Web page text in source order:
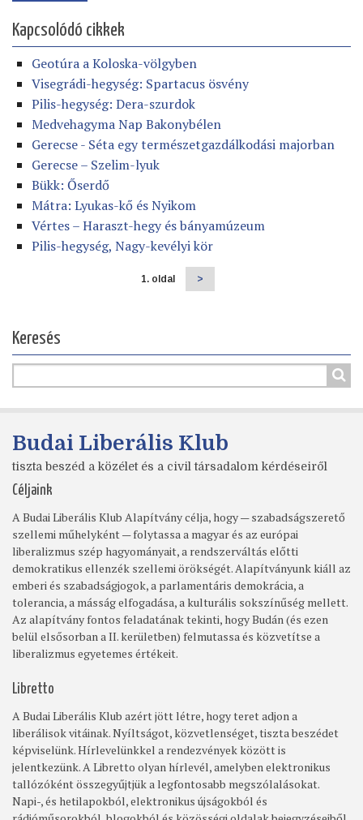
Kapcsolódó cikkek
Geotúra a Koloska-völgyben
Visegrádi-hegység: Spartacus ösvény
Pilis-hegység: Dera-szurdok
Medvehagyma Nap Bakonybélen
Gerecse - Séta egy természetgazdálkodási majorban
Gerecse – Szelim-lyuk
Bükk: Őserdő
Mátra: Lyukas-kő és Nyikom
Vértes – Haraszt-hegy és bányamúzeum
Pilis-hegység, Nagy-kevélyi kör
1. oldal
Következő
oldal
>
Keresés
Budai Liberális Klub
tiszta beszéd a közélet és a civil társadalom kérdéseiről
Céljaink
A Budai Liberális Klub Alapítvány célja, hogy — szabadságszerető
szellemi műhelyként — folytassa a magyar és az európai
liberalizmus szép hagyományait, a rendszerváltás előtti
demokratikus ellenzék szellemi örökségét. Alapítványunk kiáll az
emberi és szabadságjogok, a parlamentáris demokrácia, a
tolerancia, a másság elfogadása, a kulturális sokszínűség mellett.
Az alapítvány fontos feladatának tekinti, hogy Budán (és ezen
belül elsősorban a II. kerületben) felmutassa és közvetítse a
liberalizmus egyetemes értékeit.
Libretto
A Budai Liberális Klub azért jött létre, hogy teret adjon a
liberálisok vitáinak. Nyíltságot, közvetlenséget, tiszta beszédet
képviselünk. Hírlevelünkkel a rendezvények között is
jelentkezünk. A Libretto olyan hírlevél, amelyben elektronikus
tallózóként összegyűjtjük a legfontosabb megszólalásokat.
Napi-, és hetilapokból, elektronikus újságokból és